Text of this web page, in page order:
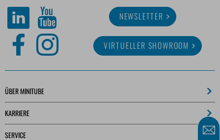
NEWSLETTER
VIRTUELLER SHOWROOM
ÜBER MINITUBE
KARRIERE
SERVICE